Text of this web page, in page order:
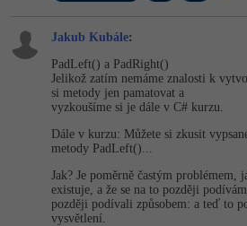
Marketing -30%
WordPress
SEO -30%
UX
Adobe Illustrator
Adobe Lightroom -30%
Adobe XD
Adobe InDesign -25%
Kariéra
Pro firmy
Jakub Kubále:
PadLeft() a PadRight()
Jelikož zatím nemáme znalosti k
si metody jen pamatovat a
vyzkoušíme si je dále v C# kurzu.
Dále v kurzu: Můžete si zkusit
metody PadLeft()...
Jak? Je poměrně častým problémem,
existuje, a že se na to později
později podívali způsobem: a teď to
vysvětlení.